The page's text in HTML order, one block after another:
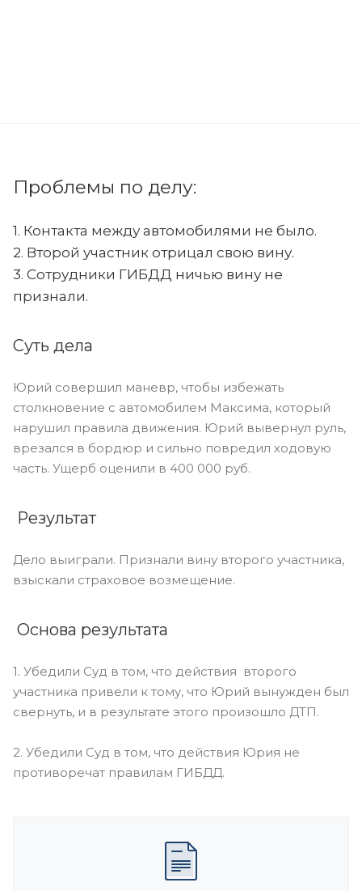
Проблемы по делу:
1. Контакта между автомобилями не было.
2. Второй участник отрицал свою вину.
3. Сотрудники ГИБДД ничью вину не
признали.
Суть дела
Юрий совершил маневр, чтобы избежать
столкновение с автомобилем Максима, который
нарушил правила движения. Юрий вывернул руль,
врезался в бордюр и сильно повредил ходовую
часть. Ущерб оценили в 400 000 руб.
Результат
Дело выиграли. Признали вину второго участника,
взыскали страховое возмещение.
Основа результата
1. Убедили Суд в том, что действия второго
участника привели к тому, что Юрий вынужден был
свернуть, и в результате этого произошло ДТП.
2. Убедили Суд в том, что действия Юрия не
противоречат правилам ГИБДД.